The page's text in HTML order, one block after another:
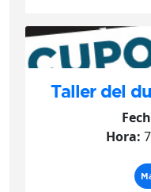
Taller del
Hora: